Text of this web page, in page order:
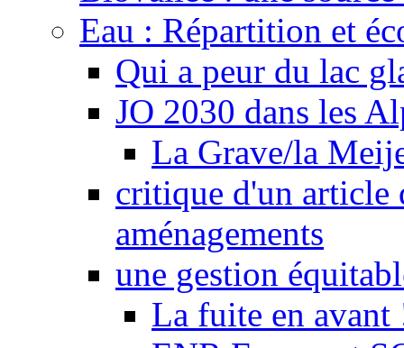
Eau : Répartition et
Qui a peur du lac
JO 2030 dans les
La Grave/la
critique d'un article
aménagements
une gestion
La fuite en avant